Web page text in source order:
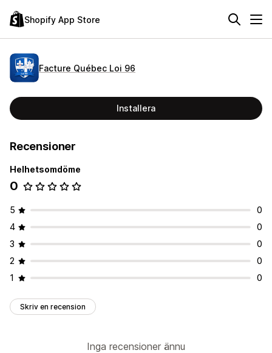
Shopify App Store
Facture Québec Loi 96
Installera
Recensioner
Helhetsomdöme
0
5
0
4
0
3
0
2
0
1
0
Skriv en recension
Inga recensioner ännu